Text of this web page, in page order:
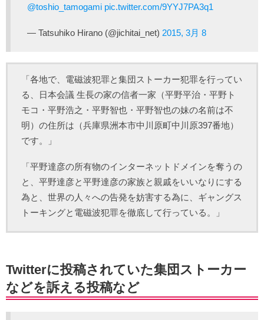
@toshio_tamogami pic.twitter.com/9YYJ7PA3q1
— Tatsuhiko Hirano (@jichitai_net) 2015, 3月 8
「各地で、電磁波犯罪と集団ストーカー犯罪を行ってい
る、日本会議 生長の家の信者一家（平野平治・平野ト
モコ・平野浩之・平野智也・平野智也の妹の名前は不
明）の住所は（兵庫県洲本市中川原町中川原397番地）
です。」
「平野達彦の所有物のインターネットドメインを奪うの
と、平野達彦と平野達彦の家族と親戚をいいなりにする
為と、世界の人々への告発を妨害する為に、ギャングス
トーキングと電磁波犯罪を徹底して行っている。」
Twitterに投稿されていた集団ストーカー
などを訴える投稿など